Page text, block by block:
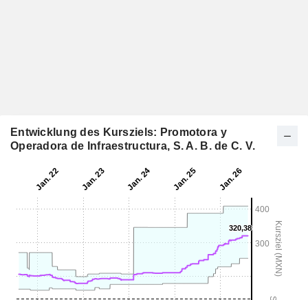
Entwicklung des Kursziels: Promotora y
Operadora de Infraestructura, S. A. B. de C. V.